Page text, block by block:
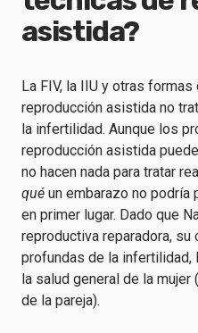
asistida?
La FIV, la IIU y otras
reproducción asistida no
la infertilidad. Aunque los
reproducción asistida
no hacen nada para tratar
qué un embarazo no podría
en primer lugar. Dado que
reproductiva reparadora,
profundas de la infertilidad,
la salud general de la mujer
de la pareja).